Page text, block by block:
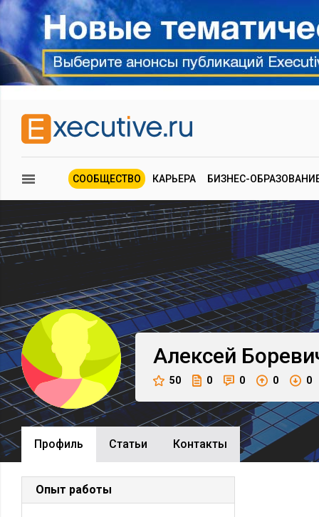
СООБЩЕСТВО КАРЬЕРА БИЗНЕС-
Алексей
50 0 0 0 0
Профиль Cтатьи Контакты
Опыт работы